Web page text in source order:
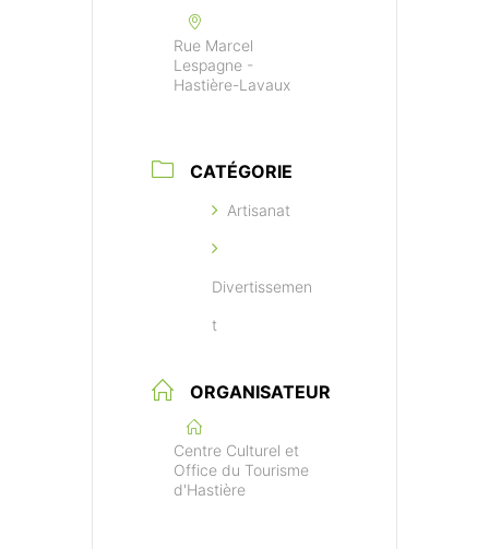
Rue Marcel
Lespagne -
Hastière-Lavaux
CATÉGORIE
Artisanat
Divertissemen
t
ORGANISATEUR
Centre Culturel et
Office du Tourisme
d'Hastière